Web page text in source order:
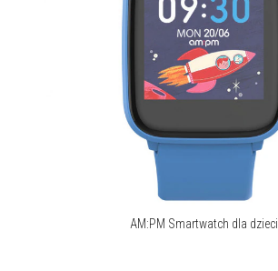
AM:PM Smartwatch dla dzieci